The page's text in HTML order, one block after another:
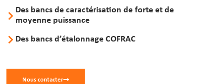
Des bancs de caractérisation de forte et de
moyenne puissance
Des bancs d’étalonnage COFRAC
Nous contacter